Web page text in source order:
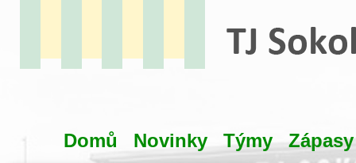
Hlavní menu
Domů Novinky Týmy Zápasy